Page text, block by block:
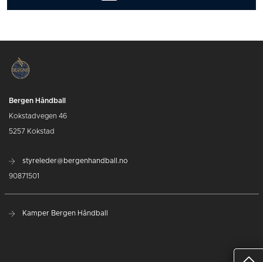
Bergen Håndball
Kokstadvegen 46
5257 Kokstad
styreleder@bergenhandball.no
90871501
Kamper Bergen Håndball